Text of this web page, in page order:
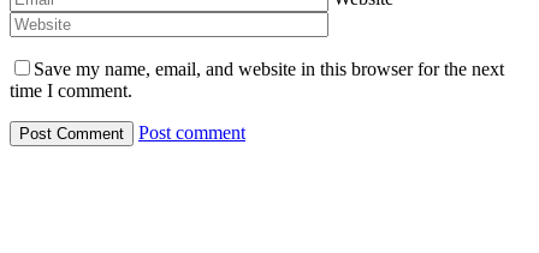
Save my name, email, and website in this browser for the next
time I comment.
Post comment